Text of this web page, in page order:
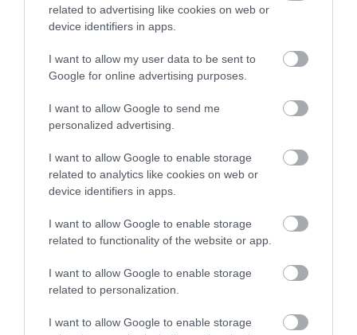
related to advertising like cookies on web or
device identifiers in apps.
I want to allow my user data to be sent to
Google for online advertising purposes.
I want to allow Google to send me
personalized advertising.
I want to allow Google to enable storage
related to analytics like cookies on web or
device identifiers in apps.
I want to allow Google to enable storage
related to functionality of the website or app.
I want to allow Google to enable storage
related to personalization.
I want to allow Google to enable storage
08.08.2026 | 17:40
οικογενειακές διακοπές στην
Εύβοια! Δείτε σε ποια παραλία
«Κόκκινος» συναγερμός στην
Αυξημένη ετοιμότητα παντού
08.08.2026 | 17:00
κράνος!
08.08.2026 | 16:40
Ποιοι και γιατί θα
σύνταξη τον Αύγουστο
δικαιούχοι